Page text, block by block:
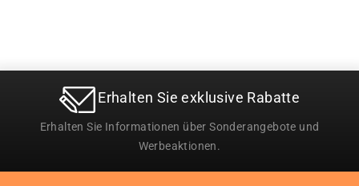
Erhalten Sie exklusive Rabatte
Erhalten Sie Informationen über Sonderangebote und
Werbeaktionen.